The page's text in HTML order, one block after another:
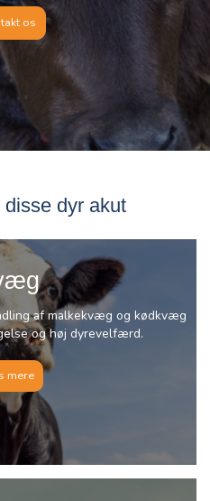
Læs mere
dyr akut
af malkekvæg og kødkvæg
og høj dyrevelfærd.
mere